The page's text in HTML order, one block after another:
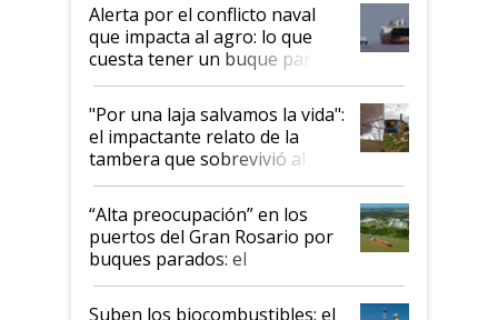
Alerta por el conflicto naval
que impacta al agro: lo que
cuesta tener un buque parado
y el peligro de que Argentina
pase a ser "país sucio"
"Por una laja salvamos la vida":
el impactante relato de la
tambera que sobrevivió al
tornado
“Alta preocupación” en los
puertos del Gran Rosario por
buques parados: el
funcionamiento de las
exportadoras en tensión tras
Suben los biocombustibles: el